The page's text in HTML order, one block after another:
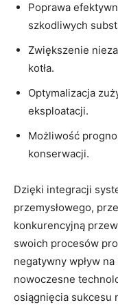
Poprawa
szkodliwych
Zwiększenie‍
kotła.
Optymalizacja
eksploatacji.
Możliwość
konserwacji.
Dzięki integracji
przemysłowego,‌
konkurencyjną
swoich​ procesów
negatywny wpływ⁢
nowoczesne
osiągnięcia sukcesu